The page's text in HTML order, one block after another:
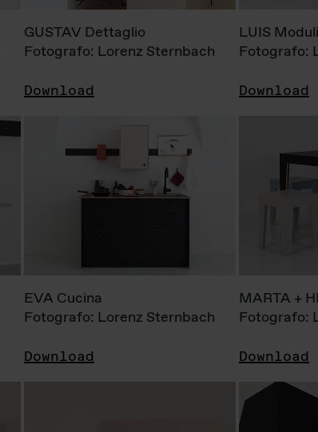
GUSTAV Dettaglio
Fotografo: Lorenz Sternbach
Download
LUIS
Fotografo:
Download
EVA Cucina
Fotografo: Lorenz Sternbach
Download
MARTA +
Fotografo:
Download